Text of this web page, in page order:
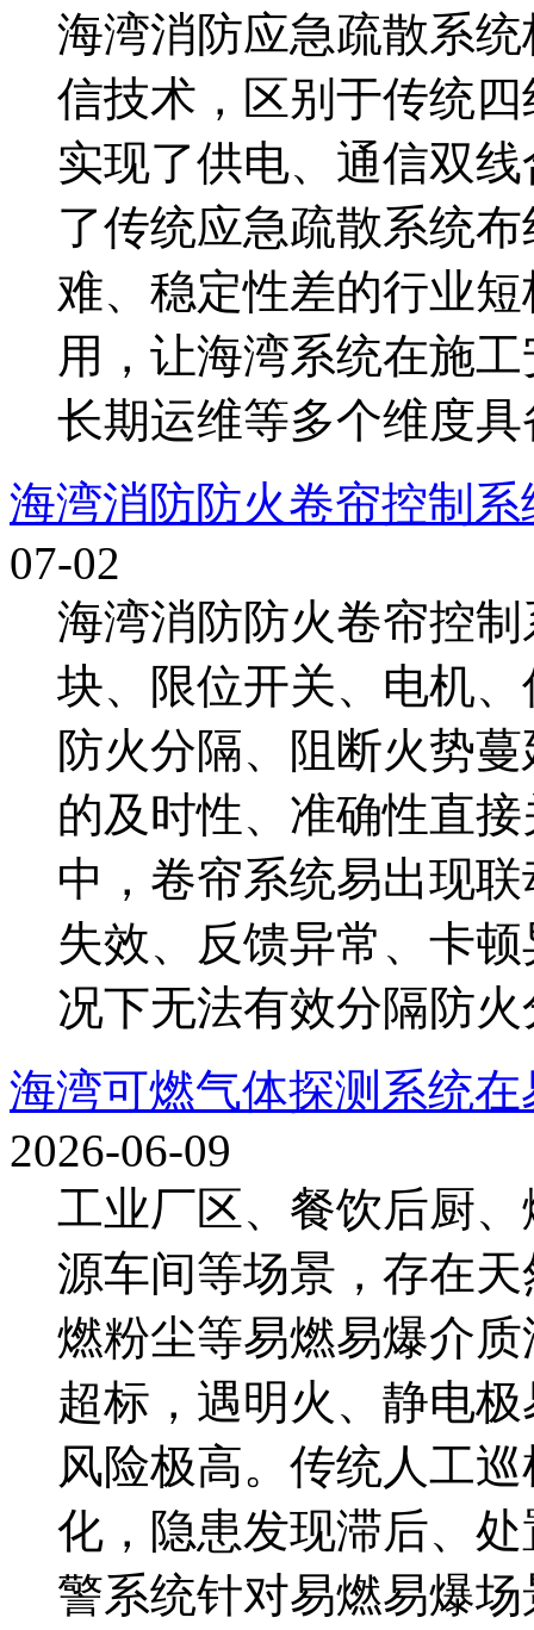
海湾消防应急疏散系
信技术，区别于传统
实现了供电、通信双
了传统应急疏散系统
难、稳定性差的行业
用，让海湾系统在施
长期运维等多个维度具
海湾消防防火卷帘控制
07-02
海湾消防防火卷帘控
块、限位开关、电机
防火分隔、阻断火势
的及时性、准确性直
中，卷帘系统易出现
失效、反馈异常、卡
况下无法有效分隔防火
海湾可燃气体探测系统
2026-06-09
工业厂区、餐饮后厨
源车间等场景，存在
燃粉尘等易燃易爆介
超标，遇明火、静电
风险极高。传统人工
化，隐患发现滞后、
警系统针对易燃易爆场